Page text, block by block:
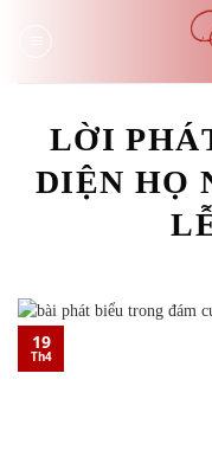
LỜI
DIỆN HỌ
19
Th4